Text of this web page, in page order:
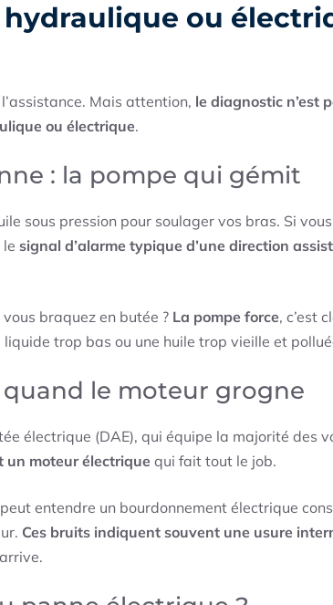
ou
Mais attention, le diagnostic n’est
ou électrique.
: la pompe qui gémit
sous pression pour soulager vos bras. Si
le signal d’alarme typique d’une direction
braquez en butée ? La pompe force, c’est
trop bas ou une huile trop vieille et
quand le moteur grogne
électrique (DAE), qui équipe la majorité des
un moteur électrique qui fait tout le job.
entendre un bourdonnement électrique
Ces bruits indiquent souvent une usure